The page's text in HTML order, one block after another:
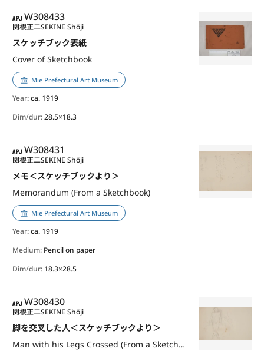
APJ
W308433
スケッチブック表紙
Cover of Sketchbook
関根正二SEKINE Shōji
Mie Prefectural Art Museum
Year: ca. 1919
Dim/dur:28.5×18.3
APJ
W308431
メモ＜スケッチブックより＞
Memorandum (From a Sketchbook)
関根正二SEKINE Shōji
Mie Prefectural Art Museum
Year: ca. 1919
Medium: Pencil on paper
Dim/dur: 18.3×28.5
APJ
W308430
脚を交叉した人＜スケッチブックより＞
Man with his Legs Crossed (From a Sketchbook)
関根正二SEKINE Shōji